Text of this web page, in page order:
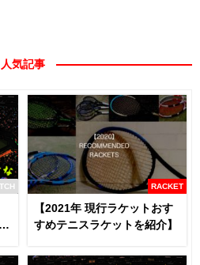
人気記事
RACKET
【2021年 現行ラケットおす
すめテニスラケットを紹介】